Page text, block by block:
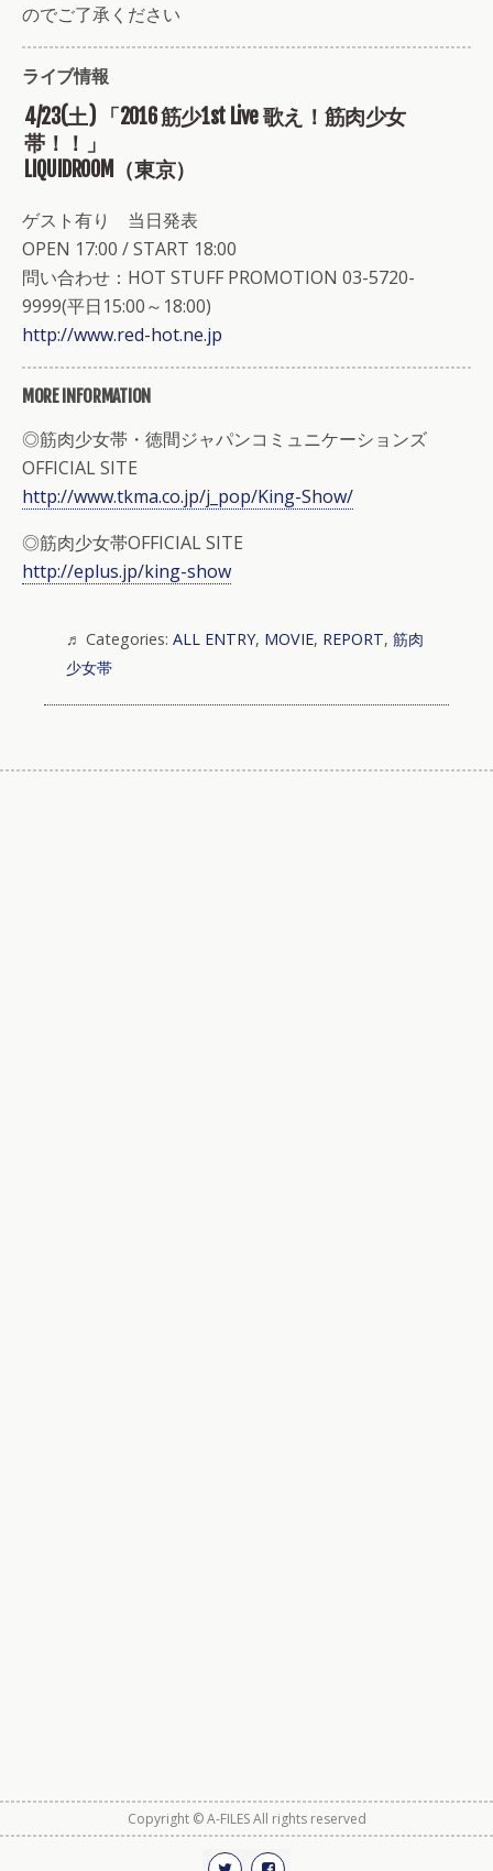
のでご了承ください
ライブ情報
4/23(土) 「2016 筋少1st Live 歌え！筋肉少女
帯！！」
LIQUIDROOM（東京）
ゲスト有り 当日発表
OPEN 17:00 / START 18:00
問い合わせ：HOT STUFF PROMOTION 03-5720-
9999(平日15:00～18:00)
http://www.red-hot.ne.jp
MORE INFORMATION
◎筋肉少女帯・徳間ジャパンコミュニケーションズ
OFFICIAL SITE
http://www.tkma.co.jp/j_pop/King-Show/
◎筋肉少女帯OFFICIAL SITE
http://eplus.jp/king-show
Categories: ALL ENTRY, MOVIE, REPORT, 筋肉
少女帯
Copyright © A-FILES All rights reserved